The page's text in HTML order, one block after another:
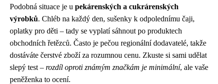
Podobná situace je u pekárenských a cukrárenských
výrobků. Chléb na každý den, sušenky k odpolednímu čaji,
oplatky pro děti – tady se vyplatí sáhnout po produktech
obchodních řetězců. Často je pečou regionální dodavatelé, takže
dostáváte čerstvé zboží za rozumnou cenu. Zkuste si sami udělat
slepý test – rozdíl oproti známým značkám je minimální, ale vaše
peněženka to ocení.